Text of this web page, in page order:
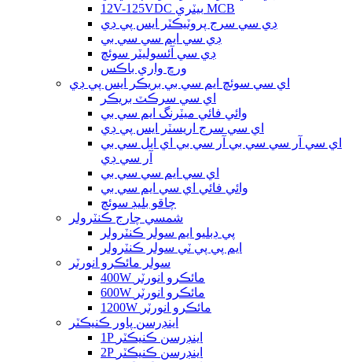
12V-125VDC بيٽري MCB
ڊي سي سرج پروٽيڪٽر ايس پي ڊي
ڊي سي ايم سي سي بي
ڊي سي آئسوليٽر سوئچ
ورڇ واري باڪس
اي سي سوئچ ايم سي بي بريڪر ايس پي ڊي
اي سي سرڪٽ بريڪر
وائي فائي ميٽرنگ ايم سي بي
اي سي سرج اريسٽر ايس پي ڊي
اي سي آر سي سي بي آر سي بي اي ايل سي بي
آر سي ڊي
اي سي ايم سي سي بي
وائي فائي اي سي ايم سي بي
چاقو بليڊ سوئچ
شمسي چارج ڪنٽرولر
پي ڊبليو ايم سولر ڪنٽرولر
ايم پي پي ٽي سولر ڪنٽرولر
سولر مائڪرو انورٽر
400W مائڪرو انورٽر
600W مائڪرو انورٽر
1200W مائڪرو انورٽر
اينڊرسن پاور ڪنيڪٽر
1P اينڊرسن ڪنيڪٽر
2P اينڊرسن ڪنيڪٽر